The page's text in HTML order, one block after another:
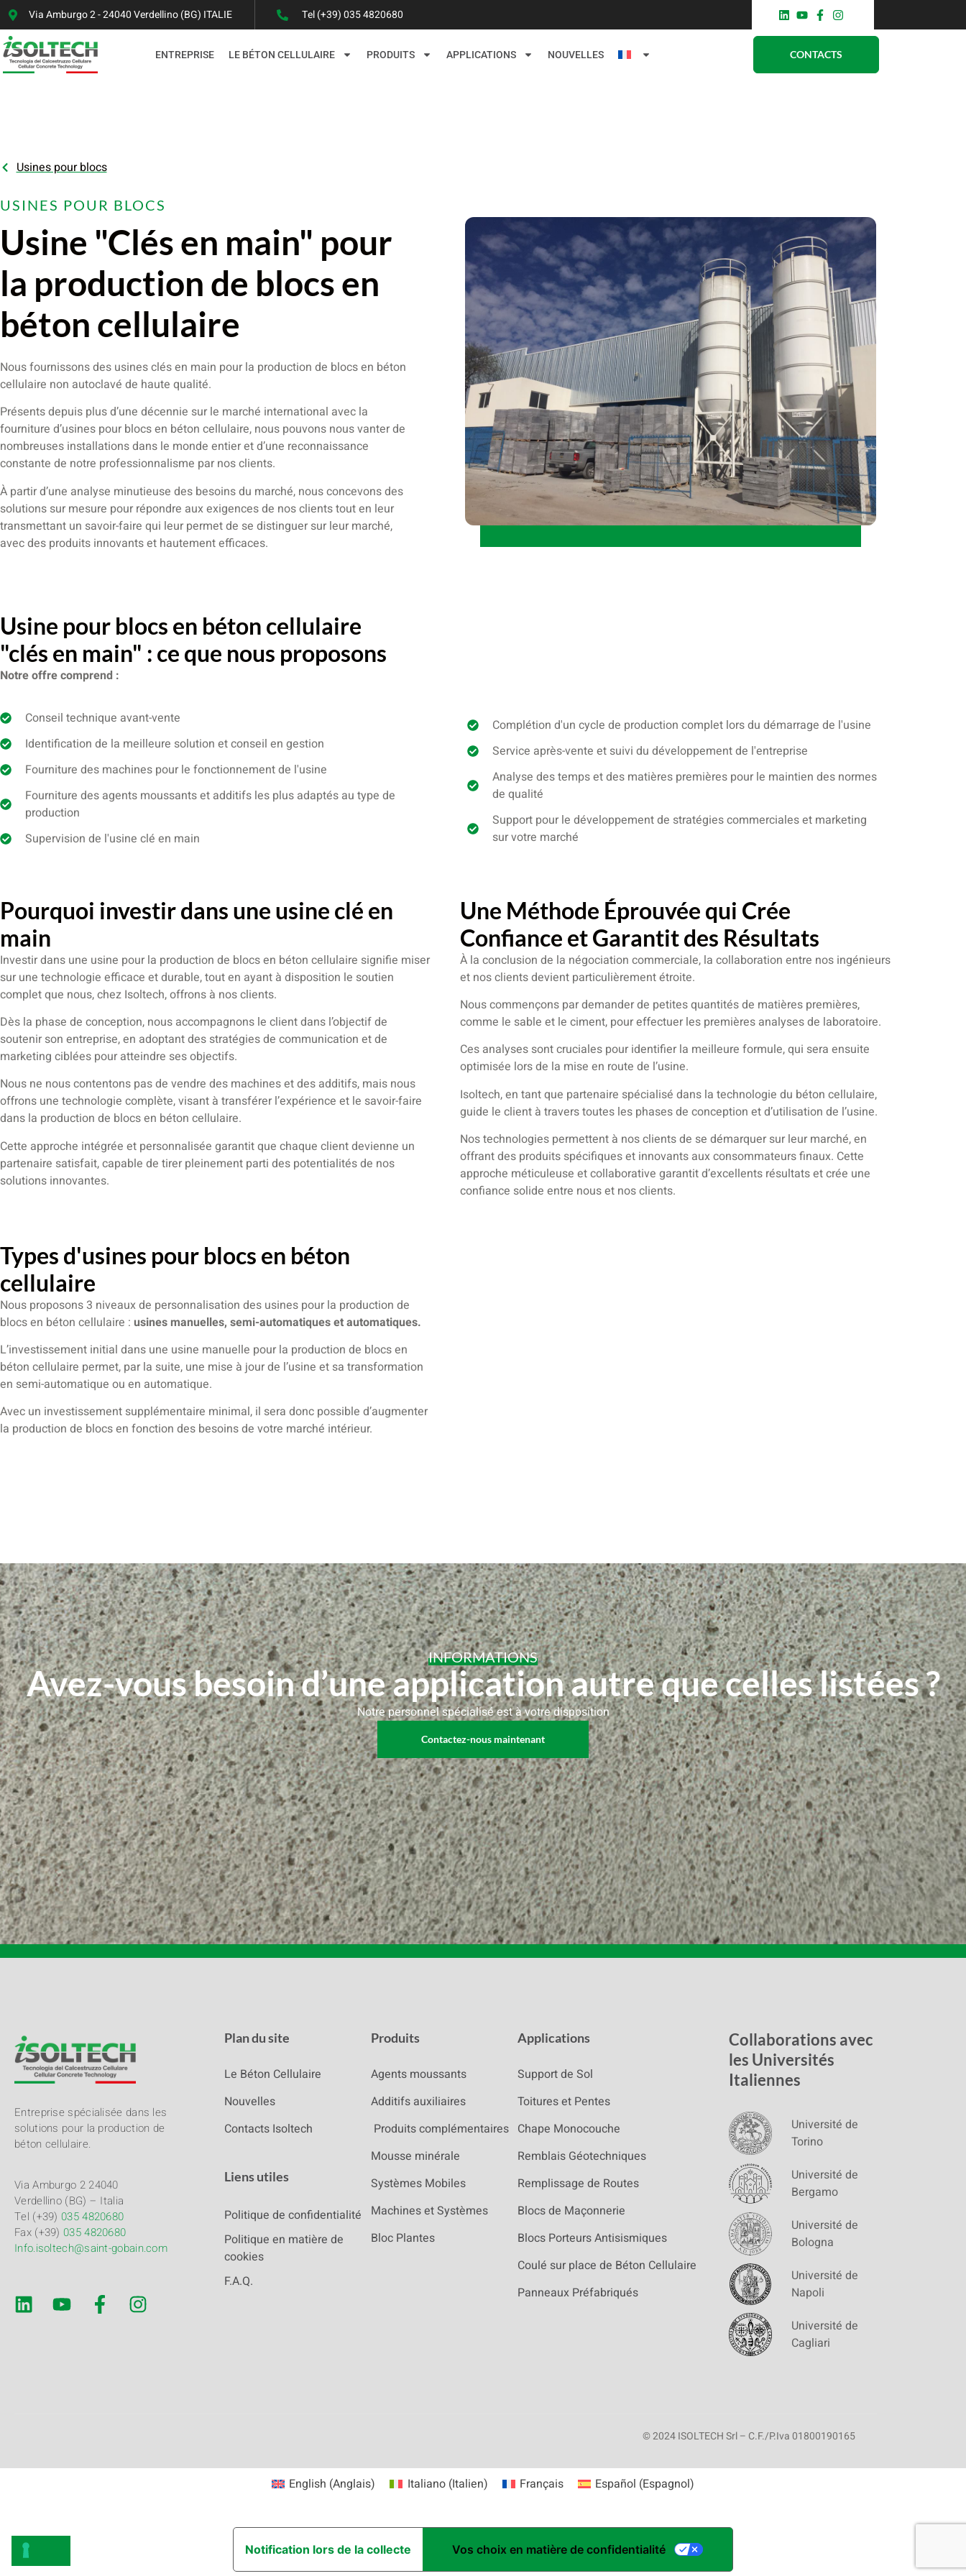
Via Amburgo 2 - 24040 Verdellino (BG) ITALIE Tel (+39) 035 4820680
ENTREPRISE LE BÉTON CELLULAIRE PRODUITS APPLICATIONS NOUVELLES CONTACTS
Usines pour blocs
USINES POUR BLOCS
Usine "Clés en main" pour
la production de blocs en
béton cellulaire
Nous fournissons des usines clés en main pour la production de blocs en béton
cellulaire non autoclavé de haute qualité.
Présents depuis plus d’une décennie sur le marché international avec la
fourniture d’usines pour blocs en béton cellulaire, nous pouvons nous vanter de
nombreuses installations dans le monde entier et d’une reconnaissance
constante de notre professionnalisme par nos clients.
À partir d’une analyse minutieuse des besoins du marché, nous concevons des
solutions sur mesure pour répondre aux exigences de nos clients tout en leur
transmettant un savoir-faire qui leur permet de se distinguer sur leur marché,
avec des produits innovants et hautement efficaces.
Usine pour blocs en béton cellulaire
"clés en main" : ce que nous proposons
Notre offre comprend :
Conseil technique avant-vente
Identification de la meilleure solution et conseil en gestion
Fourniture des machines pour le fonctionnement de l'usine
Fourniture des agents moussants et additifs les plus adaptés au type de
production
Supervision de l'usine clé en main
Complétion d'un cycle de production complet lors du démarrage de l'usine
Service après-vente et suivi du développement de l'entreprise
Analyse des temps et des matières premières pour le maintien des normes
de qualité
Support pour le développement de stratégies commerciales et marketing
sur votre marché
Pourquoi investir dans une usine clé en
main
Investir dans une usine pour la production de blocs en béton cellulaire signifie miser
sur une technologie efficace et durable, tout en ayant à disposition le soutien
complet que nous, chez Isoltech, offrons à nos clients.
Dès la phase de conception, nous accompagnons le client dans l’objectif de
soutenir son entreprise, en adoptant des stratégies de communication et de
marketing ciblées pour atteindre ses objectifs.
Nous ne nous contentons pas de vendre des machines et des additifs, mais nous
offrons une technologie complète, visant à transférer l’expérience et le savoir-faire
dans la production de blocs en béton cellulaire.
Cette approche intégrée et personnalisée garantit que chaque client devienne un
partenaire satisfait, capable de tirer pleinement parti des potentialités de nos
solutions innovantes.
Une Méthode Éprouvée qui Crée
Confiance et Garantit des Résultats
À la conclusion de la négociation commerciale, la collaboration entre nos ingénieurs
et nos clients devient particulièrement étroite.
Nous commençons par demander de petites quantités de matières premières,
comme le sable et le ciment, pour effectuer les premières analyses de laboratoire.
Ces analyses sont cruciales pour identifier la meilleure formule, qui sera ensuite
optimisée lors de la mise en route de l’usine.
Isoltech, en tant que partenaire spécialisé dans la technologie du béton cellulaire,
guide le client à travers toutes les phases de conception et d’utilisation de l’usine.
Nos technologies permettent à nos clients de se démarquer sur leur marché, en
offrant des produits spécifiques et innovants aux consommateurs finaux. Cette
approche méticuleuse et collaborative garantit d’excellents résultats et crée une
confiance solide entre nous et nos clients.
Types d'usines pour blocs en béton
cellulaire
Nous proposons 3 niveaux de personnalisation des usines pour la production de
blocs en béton cellulaire : usines manuelles, semi-automatiques et automatiques.
L’investissement initial dans une usine manuelle pour la production de blocs en
béton cellulaire permet, par la suite, une mise à jour de l’usine et sa transformation
en semi-automatique ou en automatique.
Avec un investissement supplémentaire minimal, il sera donc possible d’augmenter
la production de blocs en fonction des besoins de votre marché intérieur.
INFORMATIONS
Avez-vous besoin d’une application autre que celles listées ?
Notre personnel spécialisé est à votre disposition
Contactez-nous maintenant
Entreprise spécialisée dans les
solutions pour la production de
béton cellulaire.
Via Amburgo 2 24040
Verdellino (BG) – Italia
Tel (+39) 035 4820680
Fax (+39) 035 4820680
Info.isoltech@saint-gobain.com
Plan du site
Le Béton Cellulaire
Nouvelles
Contacts Isoltech
Liens utiles
Politique de confidentialité
Politique en matière de
cookies
F.A.Q.
Produits
Agents moussants
Additifs auxiliaires
Produits complémentaires
Mousse minérale
Systèmes Mobiles
Machines et Systèmes
Bloc Plantes
Applications
Support de Sol
Toitures et Pentes
Chape Monocouche
Remblais Géotechniques
Remplissage de Routes
Blocs de Maçonnerie
Blocs Porteurs Antisismiques
Coulé sur place de Béton Cellulaire
Panneaux Préfabriqués
Collaborations avec
les Universités
Italiennes
Université de
Torino
Université de
Bergamo
Université de
Bologna
Université de
Napoli
Université de
Cagliari
© 2024 ISOLTECH Srl – C.F./P.Iva 01800190165
English (Anglais) Italiano(Italien) Français Español (Espagnol)
Notification lors de la collecte Vos choix en matière de confidentialité